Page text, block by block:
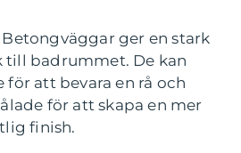
ger en stark
till badrummet. De kan
för att bevara en rå och
för att skapa en mer
finish.